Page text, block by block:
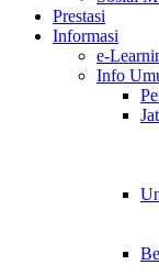
Prestasi
Informasi
e-
Info